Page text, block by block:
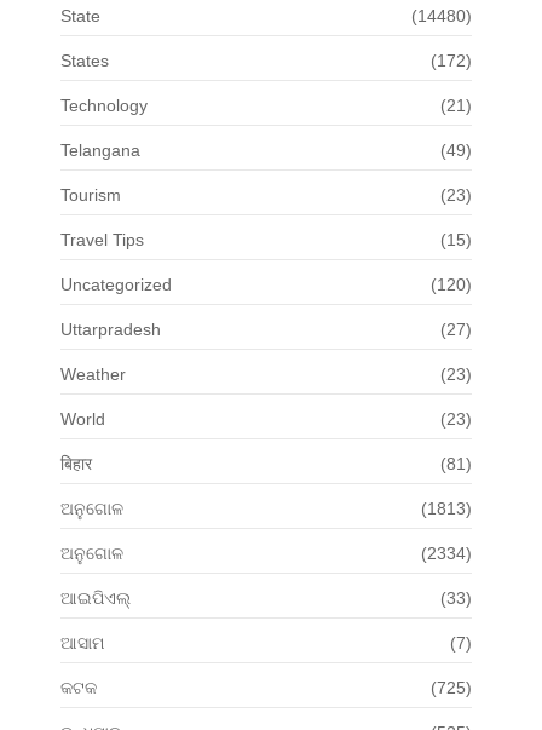
State (14480)
States (172)
Technology (21)
Telangana (49)
Tourism (23)
Travel Tips (15)
Uncategorized (120)
Uttarpradesh (27)
Weather (23)
World (23)
बिहार (81)
ଅନୁଗୋଳ (1813)
ଅନୁଗୋଳ (2334)
ଆଇପିଏଲ୍ (33)
ଆସାମ (7)
କଟକ (725)